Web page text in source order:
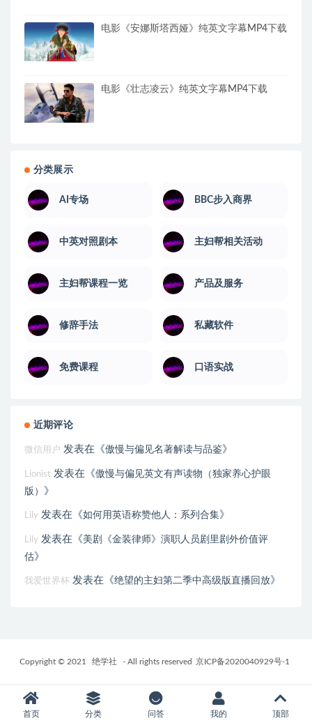
电影《安娜斯塔西娅》纯英文字幕MP4下载
电影《壮志凌云》纯英文字幕MP4下载
分类展示
AI专场 BBC步入商界
中英对照剧本 主妇帮相关活动
主妇帮课程一览 产品及服务
修辞手法 私藏软件
免费课程 口语实战
近期评论
微信用户 发表在《傲慢与偏见名著解读与品鉴 》
Lionist 发表在《傲慢与偏见英文有声读物（独家养心护眼
版）
》
Lily 发表在《如何用英语称赞他人：系列合集》
Lily 发表在《 美剧《金装律师》演职人员剧里剧外价值评
估》
我爱世界杯 发表在《绝望的主妇第二季中高级版直播回放》
Copyright © 2021 绝学社 - All rights reserved 京ICP备2020040929号-1
首页 分类 问答 我的 顶部